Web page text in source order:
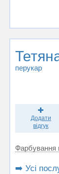
перукар
Додати
відгук
Фарбування
➡️ Усі